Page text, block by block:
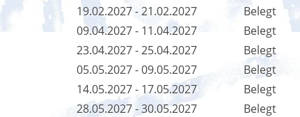
19.02.2027 - 21.02.2027
Belegt
09.04.2027 - 11.04.2027
Belegt
23.04.2027 - 25.04.2027
Belegt
05.05.2027 - 09.05.2027
Belegt
14.05.2027 - 17.05.2027
Belegt
28.05.2027 - 30.05.2027
Belegt